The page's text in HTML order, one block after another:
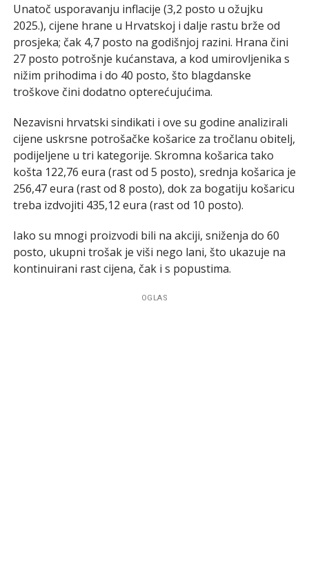
Unatoč usporavanju inflacije (3,2 posto u ožujku
2025.), cijene hrane u Hrvatskoj i dalje rastu brže od
prosjeka; čak 4,7 posto na godišnjoj razini. Hrana čini
27 posto potrošnje kućanstava, a kod umirovljenika s
nižim prihodima i do 40 posto, što blagdanske
troškove čini dodatno opterećujućima.
Nezavisni hrvatski sindikati i ove su godine analizirali
cijene uskrsne potrošačke košarice za tročlanu obitelj,
podijeljene u tri kategorije. Skromna košarica tako
košta 122,76 eura (rast od 5 posto), srednja košarica je
256,47 eura (rast od 8 posto), dok za bogatiju košaricu
treba izdvojiti 435,12 eura (rast od 10 posto).
Iako su mnogi proizvodi bili na akciji, sniženja do 60
posto, ukupni trošak je viši nego lani, što ukazuje na
kontinuirani rast cijena, čak i s popustima.
OGLAS